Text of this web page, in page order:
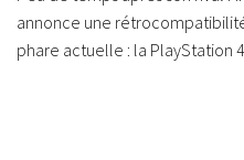
annonce une
phare actuelle : la PlayStation 4.